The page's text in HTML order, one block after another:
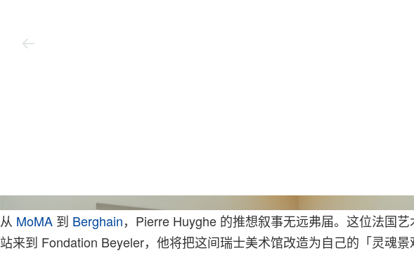
从 MoMA 到 Berghain，Pierre Huyghe 的推想叙事无远弗届。这位法国
站来到 Fondation Beyeler，他将把这间瑞士美术馆改造为自己的「灵魂景